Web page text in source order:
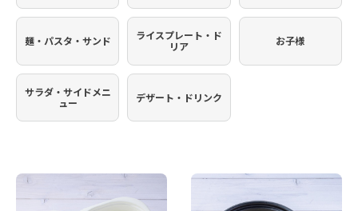
麺・パスタ・サンド
ライスプレート・ド
リア
お子様
サラダ・サイドメニ
ュー
デザート・ドリンク